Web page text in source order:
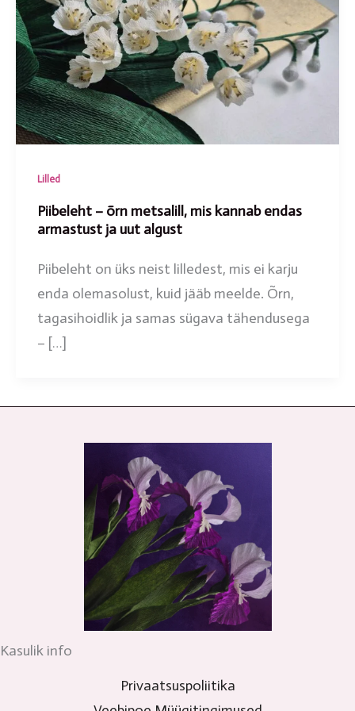
Lilled
Piibeleht – õrn metsalill, mis kannab endas
armastust ja uut algust
Piibeleht on üks neist lilledest, mis ei karju
enda olemasolust, kuid jääb meelde. Õrn,
tagasihoidlik ja samas sügava tähendusega
– […]
Kasulik info
Privaatsuspoliitika